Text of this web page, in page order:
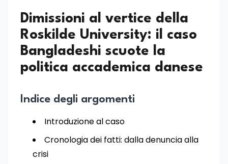
Dimissioni al vertice della
Roskilde University: il caso
Bangladeshi scuote la
politica accademica danese
Indice degli argomenti
Introduzione al caso
Cronologia dei fatti: dalla denuncia alla
crisi